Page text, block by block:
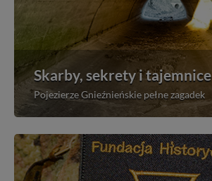
Skarby, sekrety i tajemnice
Pojezierze Gnieźnieńskie pełne zagadek